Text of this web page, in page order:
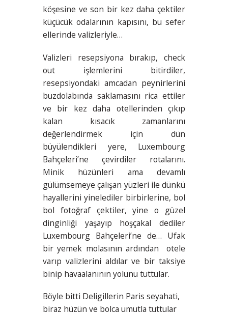
köşesine ve son bir kez daha çektiler
küçücük odalarının kapısını, bu sefer
ellerinde valizleriyle…
Valizleri resepsiyona bırakıp, check
out işlemlerini bitirdiler,
resepsiyondaki amcadan peynirlerini
buzdolabında saklamasını rica ettiler
ve bir kez daha otellerinden çıkıp
kalan kısacık zamanlarını
değerlendirmek için dün
büyülendikleri yere, Luxembourg
Bahçeleri’ne çevirdiler rotalarını.
Minik hüzünleri ama devamlı
gülümsemeye çalışan yüzleri ile dünkü
hayallerini yinelediler birbirlerine, bol
bol fotoğraf çektiler, yine o güzel
dinginliği yaşayıp hoşçakal dediler
Luxembourg Bahçeleri’ne de… Ufak
bir yemek molasının ardından otele
varıp valizlerini aldılar ve bir taksiye
binip havaalanının yolunu tuttular.
Böyle bitti Deligillerin Paris seyahati,
biraz hüzün ve bolca umutla tuttular